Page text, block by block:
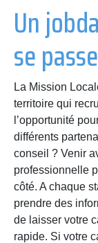
Un
se
La Mission
territoire qui
l’opportunité
différents
conseil ? Venir
professionnelle
côté. A chaque
prendre des
de laisser votre
rapide. Si votre